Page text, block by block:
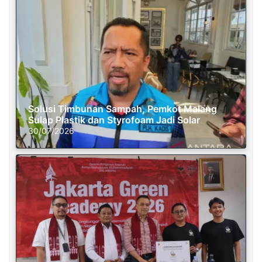
Solusi Timbunan Sampah, Pemkot Malang
Sulap Plastik dan Styrofoam Jadi Solar
30/07/2026